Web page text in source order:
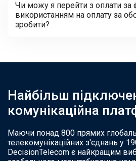
Чи можу я перейти з оплати за
використанням на оплату за
зробити?
Найбільш
комунікаційна
Маючи понад 800 прямих
телекомунікаційних з'єднань у
DecisionTelecom є найкращим